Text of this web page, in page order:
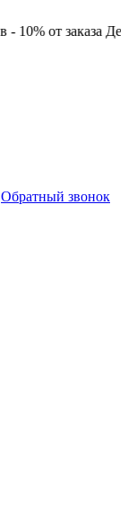
от заказа
Обратный звонок